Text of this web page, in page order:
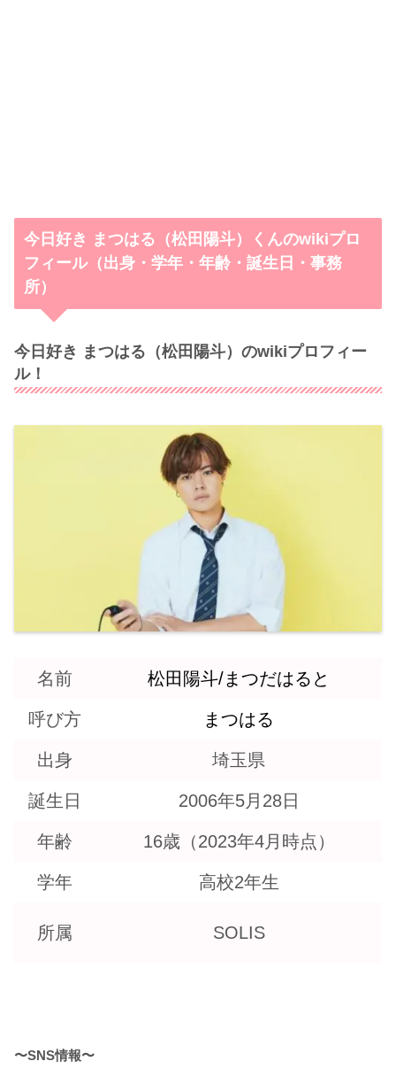
今日好き まつはる（松田陽斗）くんのwikiプロ
フィール（出身・学年・年齢・誕生日・事務
所）
今日好き まつはる（松田陽斗）のwikiプロフィー
ル！
名前 松田陽斗/まつだはると
呼び方 まつはる
出身 埼玉県
誕生日 2006年5月28日
年齢 16歳（2023年4月時点）
学年 高校2年生
所属 SOLIS
〜SNS情報〜